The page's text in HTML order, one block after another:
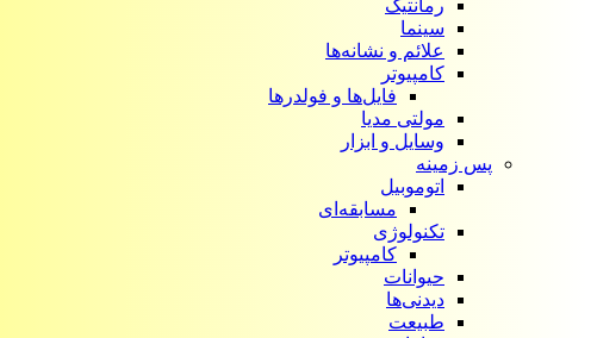
رمانتیک
سینما
علائم و نشانه‌ها
کامپیوتر
فایل‌ها و فولدرها
مولتی مدیا
وسایل و ابزار
پس زمینه
اتوموبیل
مسابقه‌ای
تکنولوژی
کامپیوتر
حیوانات
دیدنی‌ها
طبیعت